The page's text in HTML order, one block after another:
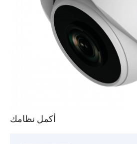
أكمل نظامك